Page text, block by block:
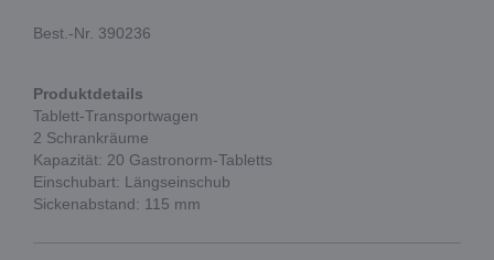
Best.-Nr. 390236
Produktdetails
Tablett-Transportwagen
2 Schrankräume
Kapazität: 20 Gastronorm-Tabletts
Einschubart: Längseinschub
Sickenabstand: 115 mm